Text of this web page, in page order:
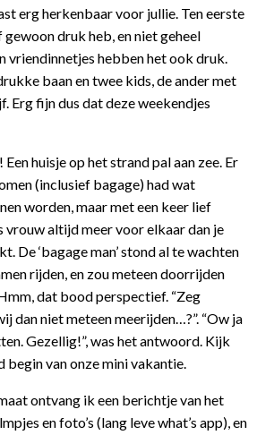
erg herkenbaar voor jullie. Ten eerste
druk heb, en niet geheel
vriendinnetjes hebben het ook druk.
baan en twee kids, de ander met
Erg fijn dus dat deze weekendjes
huisje op het strand pal aan zee. Er
(inclusief bagage) had wat
worden, maar met een keer lief
vrouw altijd meer voor elkaar dan je
De ‘bagage man’ stond al te wachten
rijden, en zou meteen doorrijden
dat bood perspectief. “Zeg
dan niet meteen meerijden…?”. “Ow ja
Gezellig!”, was het antwoord. Kijk
begin van onze mini vakantie.
ontvang ik een berichtje van het
en foto’s (lang leve what’s app), en